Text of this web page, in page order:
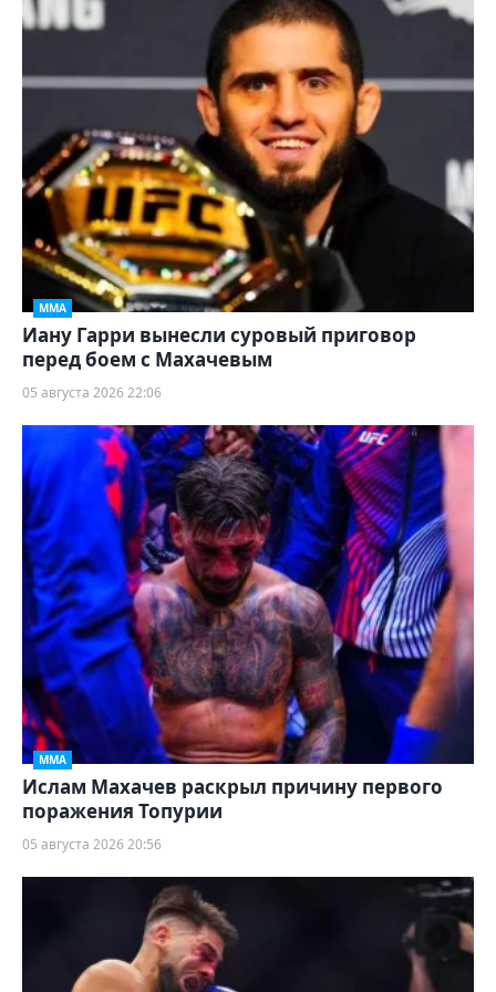
ММА
Иану Гарри вынесли суровый приговор
перед боем с Махачевым
05 августа 2026 22:06
ММА
Ислам Махачев раскрыл причину первого
поражения Топурии
05 августа 2026 20:56